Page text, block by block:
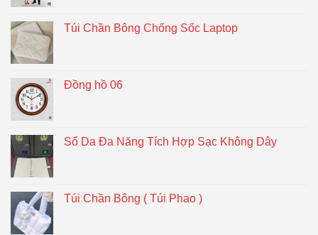
Túi Chần Bông Chống Sốc Laptop
Đồng hồ 06
Sổ Da Đa Năng Tích Hợp Sạc Không Dây
Túi Chần Bông ( Túi Phao )